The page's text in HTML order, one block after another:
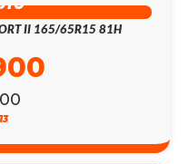
II 165/65R15 81H